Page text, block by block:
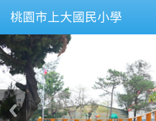
桃園市上大國民小學